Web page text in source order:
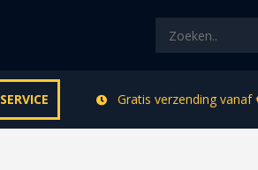
Gratis verzending